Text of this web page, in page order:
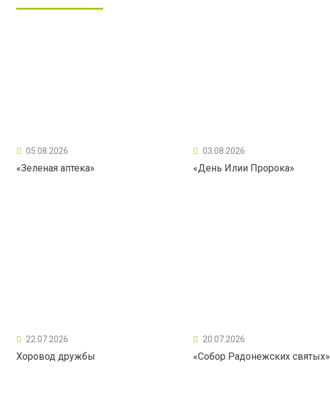
05.08.2026
«Зеленая аптека»
03.08.2026
«День Илии Пророка»
22.07.2026
Хоровод дружбы
20.07.2026
«Собор Радонежских святых»